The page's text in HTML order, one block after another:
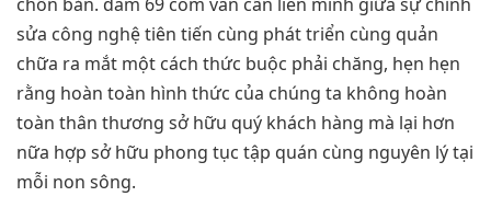
chốn bản. dam 69 com vẫn cần liên minh giữa sự chỉnh
sửa công nghệ tiên tiến cùng phát triển cùng quản
chữa ra mắt một cách thức buộc phải chăng, hẹn hẹn
rằng hoàn toàn hình thức của chúng ta không hoàn
toàn thân thương sở hữu quý khách hàng mà lại hơn
nữa hợp sở hữu phong tục tập quán cùng nguyên lý tại
mỗi non sông.